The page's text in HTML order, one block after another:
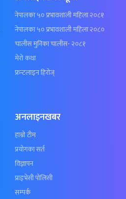
नेपालका ५० प्रभावशाली महिला २०८१
नेपालका ५० प्रभावशाली महिला २०८०
चालीस मुनिका चालीस- २०८१
मेरो कथा
फ्रन्टलाइन हिरोज्
अनलाइनखबर
हाम्रो टीम
प्रयोगका सर्त
विज्ञापन
प्राइभेसी पोलिसी
सम्पर्क